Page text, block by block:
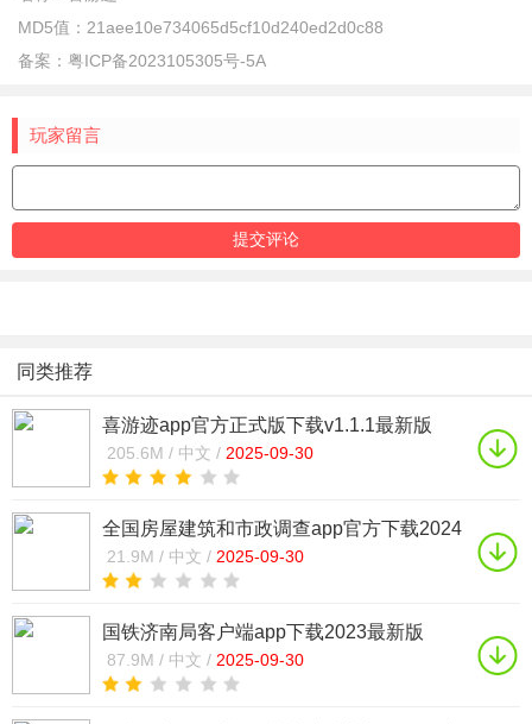
MD5值： 21aee10e734065d5cf10d240ed2d0c88
备案： 粤ICP备2023105305号-5A
玩家留言
同类推荐
喜游迹app官方正式版下载v1.1.1最新版
205.6M / 中文 / 2025-09-30
全国房屋建筑和市政调查app官方下载2024
最新版v2.2.0最新版
21.9M / 中文 / 2025-09-30
国铁济南局客户端app下载2023最新版
v0.0.43最新版
87.9M / 中文 / 2025-09-30